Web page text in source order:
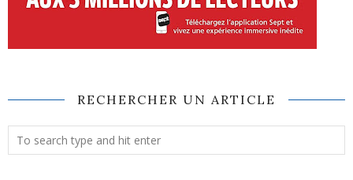
RECHERCHER UN ARTICLE